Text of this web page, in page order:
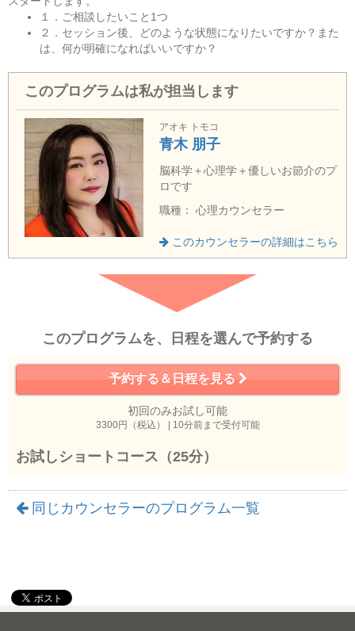
１．ご相談したいこと1つ
２．セッション後、どのような状態になりたいですか？また
は、何が明確になればいいですか？
このプログラムは私が担当します
アオキ トモコ
青木 朋子
脳科学＋心理学＋優しいお節介のプ
ロです
職種： 心理カウンセラー
このカウンセラーの詳細はこちら
このプログラムを、日程を選んで予約する
予約する＆日程を見る
初回のみお試し可能
3300円（税込） | 10分前まで受付可能
お試しショートコース（25分）
同じカウンセラーのプログラム一覧